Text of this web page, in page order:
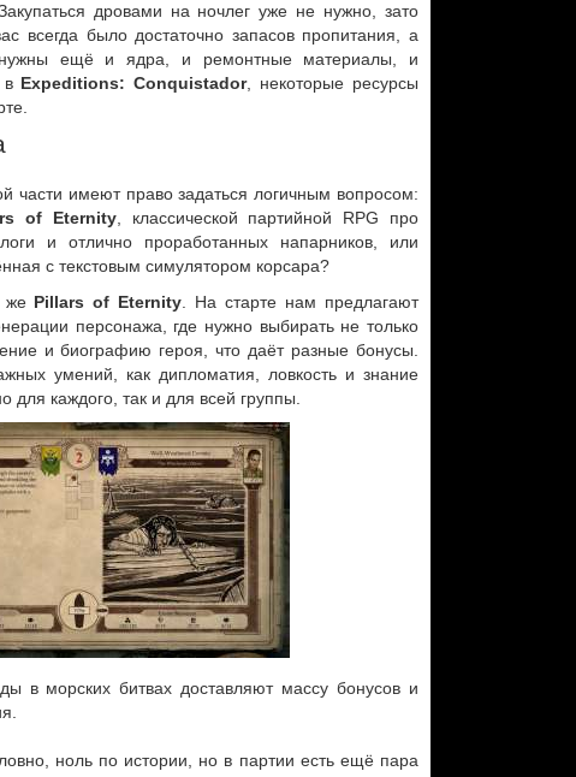
дровами на ночлег уже не нужно, зато
всегда было достаточно запасов пропитания, а
нужны ещё и ядра, и ремонтные материалы, и
в Expeditions: Conquistador, некоторые ресурсы
части имеют право задаться логичным вопросом:
of Eternity, классической партийной RPG про
и отлично проработанных напарников, или
с текстовым симулятором корсара?
же Pillars of Eternity . На старте нам предлагают
персонажа, где нужно выбирать не только
и биографию героя, что даёт разные бонусы.
умений, как дипломатия, ловкость и знание
для каждого, так и для всей группы.
в морских битвах доставляют массу бонусов и
ноль по истории, но в партии есть ещё пара